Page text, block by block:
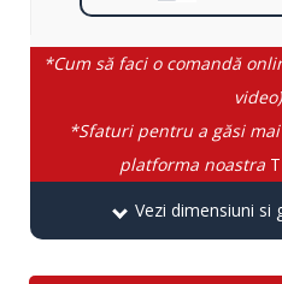
*Cum să faci o comandă
video)
*Sfaturi pentru a găsi
platforma noastra
Vezi dimensiuni si